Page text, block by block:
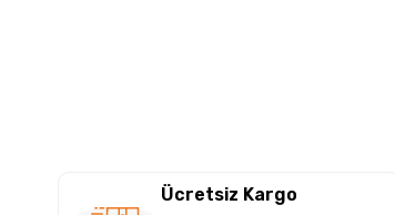
Ücretsiz Kargo